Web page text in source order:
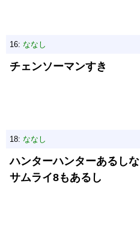
16: ななし
チェンソーマンすき
18: ななし
ハンターハンターあるしな
サムライ8もあるし